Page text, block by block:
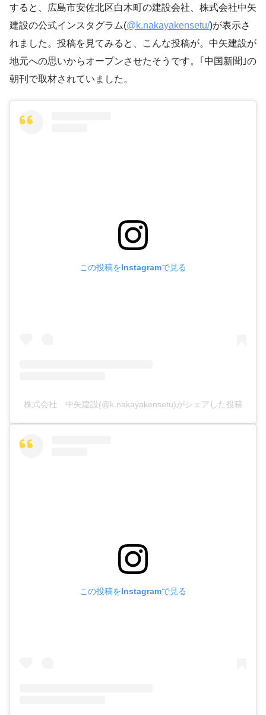
すると、広島市安佐北区白木町の建設会社、株式会社中矢
建設の公式インスタグラム(@k.nakayakensetu/)が表示さ
れました。投稿を見てみると、こんな投稿が。中矢建設が
地元への思いからオープンさせたそうです。｢中国新聞｣の
朝刊で取材されていました。
この投稿をInstagramで見る
株式会社 中矢建設(@k.nakayakensetu)がシェアした投稿
この投稿をInstagramで見る